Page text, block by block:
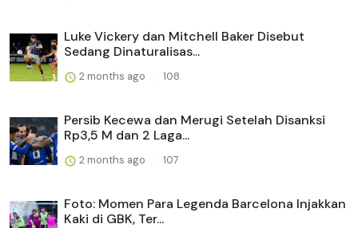
Luke Vickery dan Mitchell Baker Disebut
Sedang Dinaturalisas...
2 months ago 108
Persib Kecewa dan Merugi Setelah Disanksi
Rp3,5 M dan 2 Laga...
2 months ago 107
Foto: Momen Para Legenda Barcelona Injakkan
Kaki di GBK, Ter...